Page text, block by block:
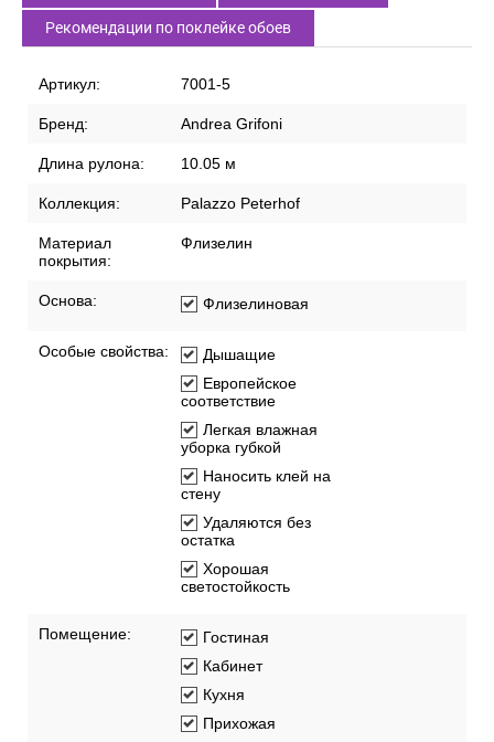
Рекомендации по поклейке обоев
Артикул: 7001-5
Бренд: Andrea Grifoni
Длина рулона: 10.05 м
Коллекция: Palazzo Peterhof
Материал
покрытия:
Флизелин
Основа: Флизелиновая
Особые свойства:
Дышащие
Европейское
соответствие
Легкая влажная
уборка губкой
Наносить клей на
стену
Удаляются без
остатка
Хорошая
светостойкость
Помещение:
Гостиная
Кабинет
Кухня
Прихожая